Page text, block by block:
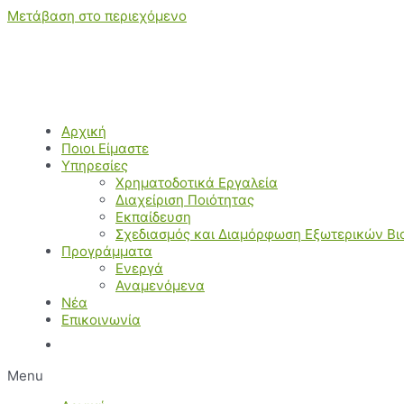
Μετάβαση στο περιεχόμενο
Αρχική
Ποιοι Είμαστε
Υπηρεσίες
Χρηματοδοτικά Εργαλεία
Διαχείριση Ποιότητας
Εκπαίδευση
Σχεδιασμός και Διαμόρφωση Εξωτερικών
Προγράμματα
Ενεργά
Αναμενόμενα
Νέα
Επικοινωνία
Menu